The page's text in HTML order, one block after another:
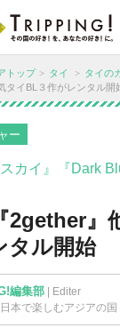
トップ タイ
タイの
タイBL３作がレンタル開
ー
カイ』『Dark
2gether』
タル開始
編集部| Editer
日本で楽しむアジアの国